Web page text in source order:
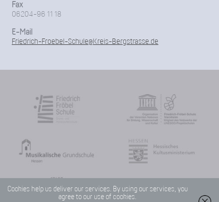
Fax
06204-96 11 18
E-Mail
Friedrich-Froebel-Schule@Kreis-Bergstrasse.de
Cookies help us deliver our services. By using our services, you
agree to our use of cookies.